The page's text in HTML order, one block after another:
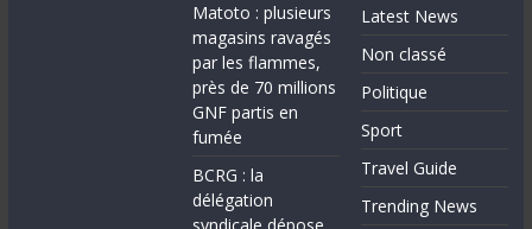
Matoto : plusieurs
magasins ravagés
par les flammes,
près de 70 millions
GNF partis en
fumée
BCRG : la
délégation
Latest News
Non classé
Politique
Sport
Travel Guide
Trending News